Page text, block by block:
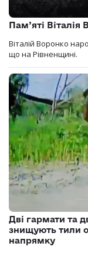
Пам’яті Віталія
Віталій Воронко
що на Рівненщині.
Дві гармати та
знищують тили
напрямку